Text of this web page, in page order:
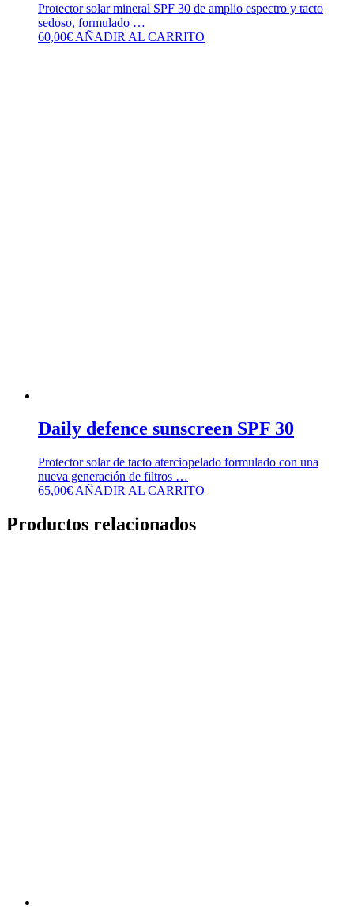
Protector solar mineral SPF 30 de amplio espectro y tacto
sedoso, formulado …
60,00€ AÑADIR AL CARRITO
Daily defence sunscreen SPF 30
Protector solar de tacto aterciopelado formulado con una
nueva generación de filtros …
65,00€ AÑADIR AL CARRITO
Productos relacionados